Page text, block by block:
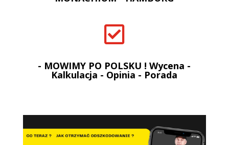

- MOWIMY PO POLSKU ! Wycena -
Kalkulacja - Opinia - Porada